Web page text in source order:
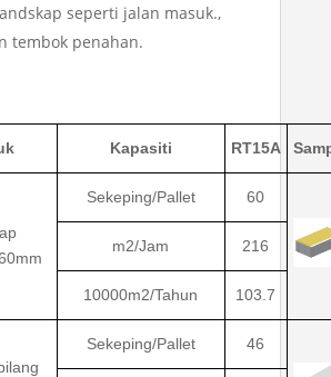
seperti jalan masuk.,
tembok penahan.
Kapasiti RT15A
Sekeping/Pallet 60
m2/Jam 216
10000m2/Tahun 103.7
Sekeping/Pallet 46